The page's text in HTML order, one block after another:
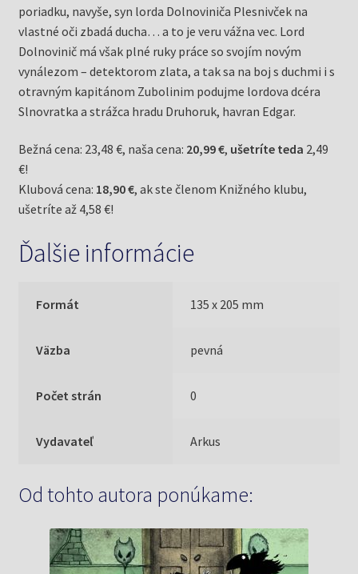
poriadku, navyše, syn lorda Dolnoviniča Plesnivček na
vlastné oči zbadá ducha… a to je veru vážna vec. Lord
Dolnovinič má však plné ruky práce so svojím novým
vynálezom – detektorom zlata, a tak sa na boj s duchmi i s
otravným kapitánom Zubolinim podujme lordova dcéra
Slnovratka a strážca hradu Druhoruk, havran Edgar.
Bežná cena: 23,48 €, naša cena: 20,99 €, ušetríte teda 2,49
€!
Klubová cena: 18,90 €, ak ste členom Knižného klubu,
ušetríte až 4,58 €!
Ďalšie informácie
Formát 135 x 205 mm
Väzba pevná
Počet strán 0
Vydavateľ Arkus
Od tohto autora ponúkame: